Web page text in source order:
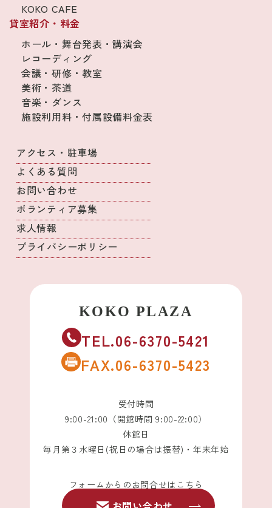
KOKO CAFE
貸室紹介・料金
ホール・舞台発表・講演会
レコーディング
会議・研修・教室
美術・茶道
音楽・ダンス
施設利用料・付属設備料金表
アクセス・駐車場
よくある質問
お問い合わせ
ボランティア募集
求人情報
プライバシーポリシー
TEL.06-6370-5421
FAX.06-6370-5423
受付時間
9:00-21:00（開館時間 9:00-22:00）
休館日
毎月第３水曜日(祝日の場合は振替)・年末年始
フォームからのお問合せはこちら